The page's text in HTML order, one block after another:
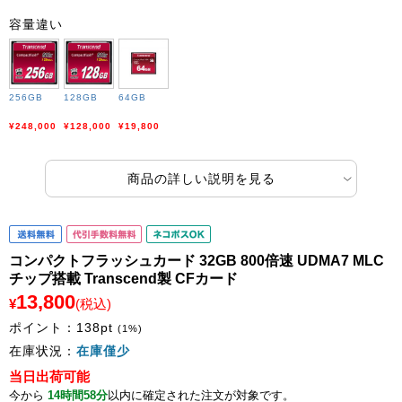
容量違い
256GB
¥248,000
128GB
¥128,000
64GB
¥19,800
商品の詳しい説明を見る
コンパクトフラッシュカード 32GB 800倍速 UDMA7 MLC
チップ搭載 Transcend製 CFカード
¥13,800(税込)
ポイント： 138pt (1%)
在庫状況： 在庫僅少
当日出荷可能
今から 14時間58分以内に確定された注文が対象です。